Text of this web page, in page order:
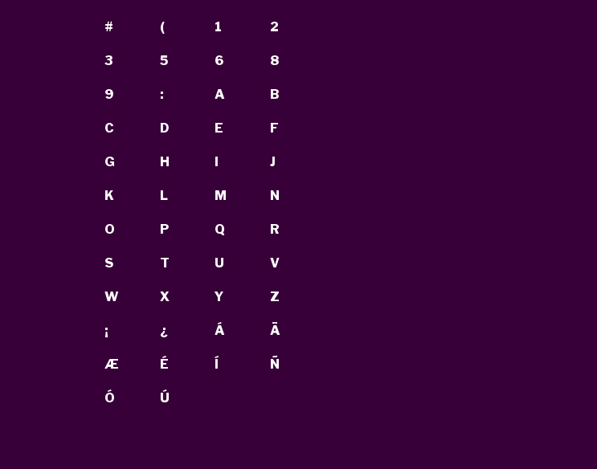
# ( 1 2
3 5 6 8
9 : A B
C D E F
G H I J
K L M N
O P Q R
S T U V
W X Y Z
¡ ¿ Á Ä
Æ É Í Ñ
Ó Ú